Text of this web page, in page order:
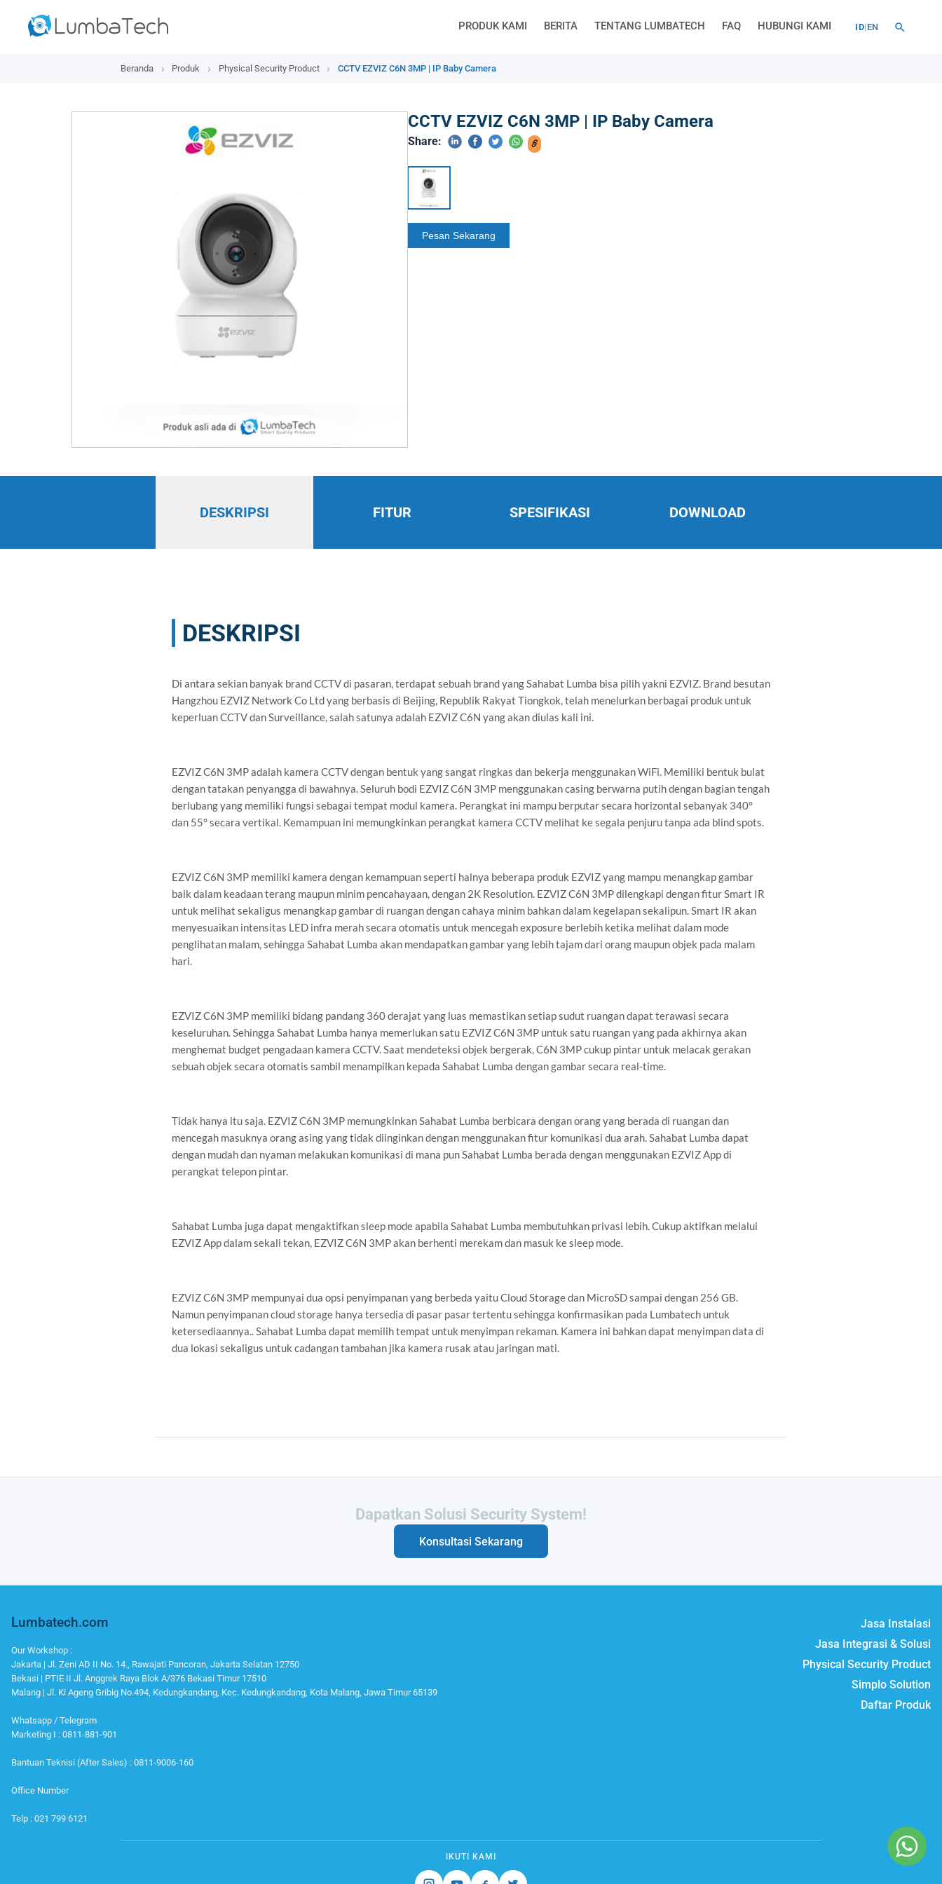
PRODUK KAMI BERITA TENTANG LUMBATECH FAQ HUBUNGI KAMI ID|EN
Beranda Produk Physical Security Product CCTV EZVIZ C6N 3MP | IP Baby Camera
CCTV EZVIZ C6N 3MP | IP Baby Camera
Share:
DESKRIPSI FITUR SPESIFIKASI DOWNLOAD
DESKRIPSI
Di antara sekian banyak brand CCTV di pasaran, terdapat sebuah brand yang Sahabat Lumba bisa pilih yakni EZVIZ. Brand besutan
Hangzhou EZVIZ Network Co Ltd yang berbasis di Beijing, Republik Rakyat Tiongkok, telah menelurkan berbagai produk untuk
keperluan CCTV dan Surveillance, salah satunya adalah EZVIZ C6N yang akan diulas kali ini.
EZVIZ C6N 3MP adalah kamera CCTV dengan bentuk yang sangat ringkas dan bekerja menggunakan WiFi. Memiliki bentuk bulat
dengan tatakan penyangga di bawahnya. Seluruh bodi EZVIZ C6N 3MP menggunakan casing berwarna putih dengan bagian tengah
berlubang yang memiliki fungsi sebagai tempat modul kamera. Perangkat ini mampu berputar secara horizontal sebanyak 340°
dan 55° secara vertikal. Kemampuan ini memungkinkan perangkat kamera CCTV melihat ke segala penjuru tanpa ada blind spots.
EZVIZ C6N 3MP memiliki kamera dengan kemampuan seperti halnya beberapa produk EZVIZ yang mampu menangkap gambar
baik dalam keadaan terang maupun minim pencahayaan, dengan 2K Resolution. EZVIZ C6N 3MP dilengkapi dengan fitur Smart IR
untuk melihat sekaligus menangkap gambar di ruangan dengan cahaya minim bahkan dalam kegelapan sekalipun. Smart IR akan
menyesuaikan intensitas LED infra merah secara otomatis untuk mencegah exposure berlebih ketika melihat dalam mode
penglihatan malam, sehingga Sahabat Lumba akan mendapatkan gambar yang lebih tajam dari orang maupun objek pada malam
hari.
EZVIZ C6N 3MP memiliki bidang pandang 360 derajat yang luas memastikan setiap sudut ruangan dapat terawasi secara
keseluruhan. Sehingga Sahabat Lumba hanya memerlukan satu EZVIZ C6N 3MP untuk satu ruangan yang pada akhirnya akan
menghemat budget pengadaan kamera CCTV. Saat mendeteksi objek bergerak, C6N 3MP cukup pintar untuk melacak gerakan
sebuah objek secara otomatis sambil menampilkan kepada Sahabat Lumba dengan gambar secara real-time.
Tidak hanya itu saja. EZVIZ C6N 3MP memungkinkan Sahabat Lumba berbicara dengan orang yang berada di ruangan dan
mencegah masuknya orang asing yang tidak diinginkan dengan menggunakan fitur komunikasi dua arah. Sahabat Lumba dapat
dengan mudah dan nyaman melakukan komunikasi di mana pun Sahabat Lumba berada dengan menggunakan EZVIZ App di
perangkat telepon pintar.
Sahabat Lumba juga dapat mengaktifkan sleep mode apabila Sahabat Lumba membutuhkan privasi lebih. Cukup aktifkan melalui
EZVIZ App dalam sekali tekan, EZVIZ C6N 3MP akan berhenti merekam dan masuk ke sleep mode.
EZVIZ C6N 3MP mempunyai dua opsi penyimpanan yang berbeda yaitu Cloud Storage dan MicroSD sampai dengan 256 GB.
Namun penyimpanan cloud storage hanya tersedia di pasar pasar tertentu sehingga konfirmasikan pada Lumbatech untuk
ketersediaannya.. Sahabat Lumba dapat memilih tempat untuk menyimpan rekaman. Kamera ini bahkan dapat menyimpan data di
dua lokasi sekaligus untuk cadangan tambahan jika kamera rusak atau jaringan mati.
Butuh Integrasi Sistem Anda?
Konsultasi Sekarang
Jasa Instalasi
Jasa Integrasi & Solusi
Physical Security Product
Simplo Solution
Daftar Produk
Lumbatech.com
Our Workshop :
Jakarta | Jl. Zeni AD II No. 14., Rawajati Pancoran, Jakarta Selatan 12750
Bekasi | PTIE II Jl. Anggrek Raya Blok A/376 Bekasi Timur 17510
Malang | Jl. Ki Ageng Gribig No.494, Kedungkandang, Kec. Kedungkandang, Kota Malang, Jawa Timur 65139
Whatsapp / Telegram
Marketing I : 0811-881-901
Bantuan Teknisi (After Sales) : 0811-9006-160
Office Number
Telp : 021 799 6121
IKUTI KAMI